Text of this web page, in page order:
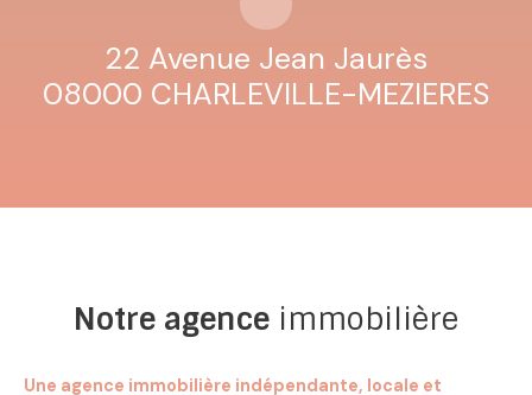
22 Avenue Jean Jaurès
08000 CHARLEVILLE-MEZIERES
Notre agence immobilière
Une agence immobilière indépendante, locale et